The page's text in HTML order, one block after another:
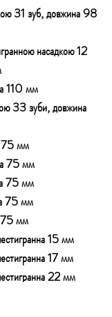
31 зуб, довжина 98
насадкою 12
110 мм
33 зуби, довжина
75 мм
75 мм
75 мм
75 мм
мм
15 мм
17 мм
22 мм